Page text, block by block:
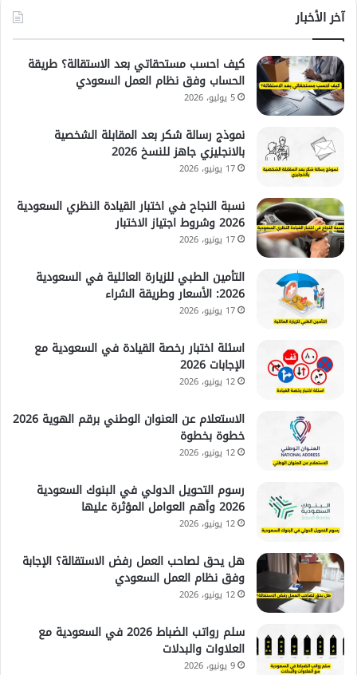
آخر الأخبار
كيف احسب مستحقاتي بعد الاستقالة؟ طريقة
الحساب وفق نظام العمل السعودي
5 يوليو، 2026
نموذج رسالة شكر بعد المقابلة الشخصية
بالانجليزي جاهز للنسخ 2026
17 يونيو، 2026
نسبة النجاح في اختبار القيادة النظري السعودية
2026 وشروط اجتياز الاختبار
17 يونيو، 2026
التأمين الطبي للزيارة العائلية في السعودية
2026: الأسعار وطريقة الشراء
17 يونيو، 2026
اسئلة اختبار رخصة القيادة في السعودية مع
الإجابات 2026
12 يونيو، 2026
الاستعلام عن العنوان الوطني برقم الهوية 2026
خطوة بخطوة
12 يونيو، 2026
رسوم التحويل الدولي في البنوك السعودية
2026 وأهم العوامل المؤثرة عليها
12 يونيو، 2026
هل يحق لصاحب العمل رفض الاستقالة؟ الإجابة
وفق نظام العمل السعودي
12 يونيو، 2026
سلم رواتب الضباط 2026 في السعودية مع
العلاوات والبدلات
9 يونيو، 2026